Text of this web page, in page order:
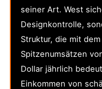
seiner Art. West
Designkontrolle,
Struktur, die mit
Spitzenumsätzen
Dollar jährlich
Einkommen von